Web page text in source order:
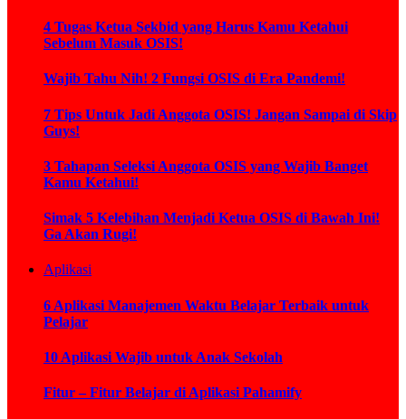
4 Tugas Ketua Sekbid yang Harus Kamu Ketahui
Sebelum Masuk OSIS!
Wajib Tahu Nih! 2 Fungsi OSIS di Era Pandemi!
7 Tips Untuk Jadi Anggota OSIS! Jangan Sampai di Skip
Guys!
3 Tahapan Seleksi Anggota OSIS yang Wajib Banget
Kamu Ketahui!
Simak 5 Kelebihan Menjadi Ketua OSIS di Bawah Ini!
Ga Akan Rugi!
Aplikasi
6 Aplikasi Manajemen Waktu Belajar Terbaik untuk
Pelajar
10 Aplikasi Wajib untuk Anak Sekolah
Fitur – Fitur Belajar di Aplikasi Pahamify